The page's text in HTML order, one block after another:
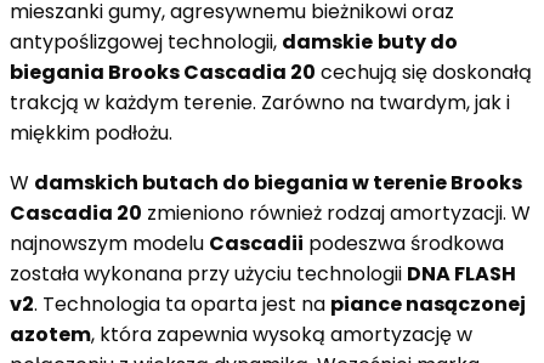
mieszanki gumy, agresywnemu bieżnikowi oraz
antypoślizgowej technologii, damskie buty do
biegania Brooks Cascadia 20 cechują się doskonałą
trakcją w każdym terenie. Zarówno na twardym, jak i
miękkim podłożu.
W damskich butach do biegania w terenie Brooks
Cascadia 20 zmieniono również rodzaj amortyzacji. W
najnowszym modelu Cascadii podeszwa środkowa
została wykonana przy użyciu technologii DNA FLASH
v2. Technologia ta oparta jest na piance nasączonej
azotem, która zapewnia wysoką amortyzację w